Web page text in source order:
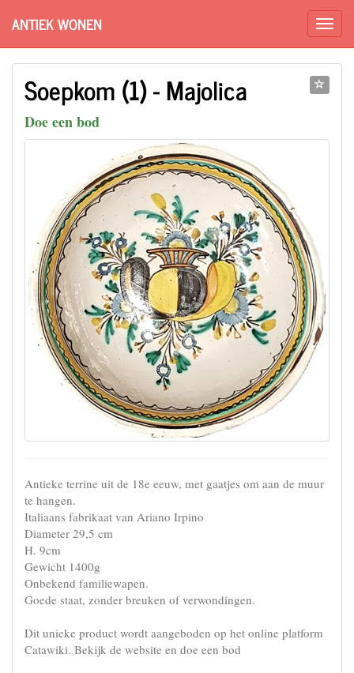
ANTIEK WONEN
Soepkom (1) - Majolica
Doe een bod
Antieke terrine uit de 18e eeuw, met gaatjes om aan de muur
te hangen.
Italiaans fabrikaat van Ariano Irpino
Diameter 29,5 cm
H. 9cm
Gewicht 1400g
Onbekend familiewapen.
Goede staat, zonder breuken of verwondingen.
Dit unieke product wordt aangeboden op het online platform
Catawiki. Bekijk de website en doe een bod